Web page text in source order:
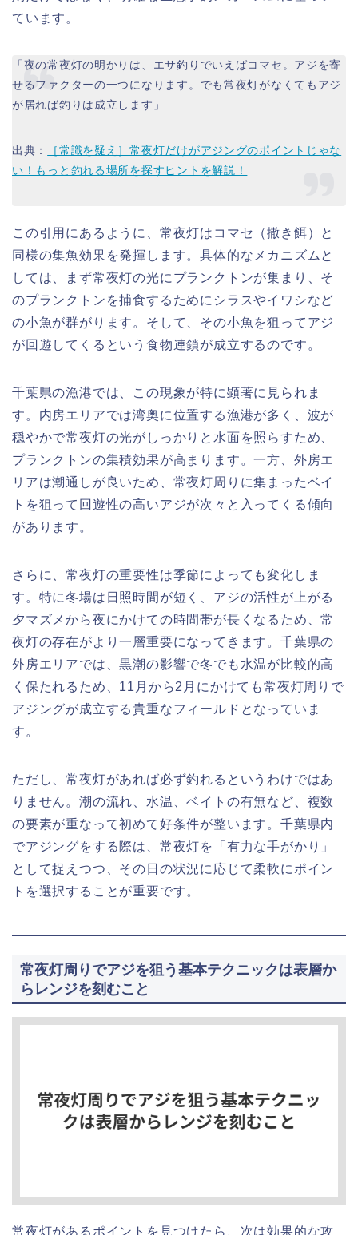
ています。
「夜の常夜灯の明かりは、エサ釣りでいえばコマセ。アジを寄
せるファクターの一つになります。でも常夜灯がなくてもアジ
が居れば釣りは成立します」
出典：
［常識を疑え］常夜灯だけがアジングのポイントじゃな
い！もっと釣れる場所を探すヒントを解説！
この引用にあるように、常夜灯はコマセ（撒き餌）と
同様の集魚効果を発揮します。具体的なメカニズムと
しては、まず常夜灯の光にプランクトンが集まり、そ
のプランクトンを捕食するためにシラスやイワシなど
の小魚が群がります。そして、その小魚を狙ってアジ
が回遊してくるという食物連鎖が成立するのです。
千葉県の漁港では、この現象が特に顕著に見られま
す。内房エリアでは湾奥に位置する漁港が多く、波が
穏やかで常夜灯の光がしっかりと水面を照らすため、
プランクトンの集積効果が高まります。一方、外房エ
リアは潮通しが良いため、常夜灯周りに集まったベイ
トを狙って回遊性の高いアジが次々と入ってくる傾向
があります。
さらに、常夜灯の重要性は季節によっても変化しま
す。特に冬場は日照時間が短く、アジの活性が上がる
夕マズメから夜にかけての時間帯が長くなるため、常
夜灯の存在がより一層重要になってきます。千葉県の
外房エリアでは、黒潮の影響で冬でも水温が比較的高
く保たれるため、11月から2月にかけても常夜灯周りで
アジングが成立する貴重なフィールドとなっていま
す。
ただし、常夜灯があれば必ず釣れるというわけではあ
りません。潮の流れ、水温、ベイトの有無など、複数
の要素が重なって初めて好条件が整います。千葉県内
でアジングをする際は、常夜灯を「有力な手がかり」
として捉えつつ、その日の状況に応じて柔軟にポイン
トを選択することが重要です。
常夜灯周りでアジを狙う基本テクニックは表層か
らレンジを刻むこと
常夜灯があるポイントを見つけたら、次は効果的な攻